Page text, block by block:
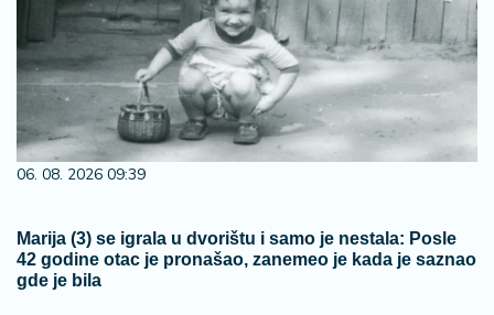
06. 08. 2026 09:39
Marija (3) se igrala u dvorištu i samo je nestala: Posle
42 godine otac je pronašao, zanemeo je kada je saznao
gde je bila